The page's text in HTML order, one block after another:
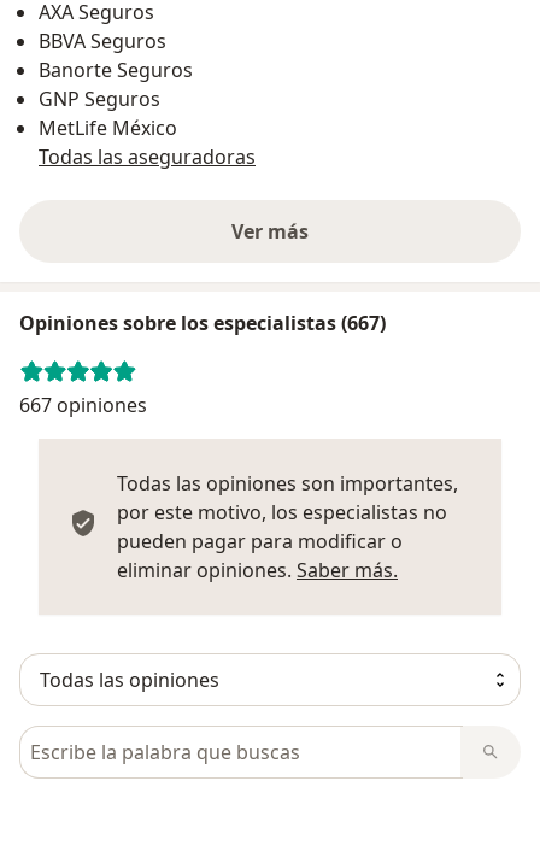
AXA Seguros
BBVA Seguros
Banorte Seguros
GNP Seguros
MetLife México
Todas las aseguradoras
Ver más
Opiniones sobre los especialistas (667)
667 opiniones
Todas las opiniones son importantes,
por este motivo, los especialistas no
pueden pagar para modificar o
eliminar opiniones. Saber más.
Busca en opiniones